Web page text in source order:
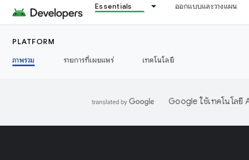
Essentials ออกแบบและวางแผน
PLATFORM
ภาพรวม
รายการที่เผยแพร่ เทคโนโลยี
Google ใช้เทคโนโลยี